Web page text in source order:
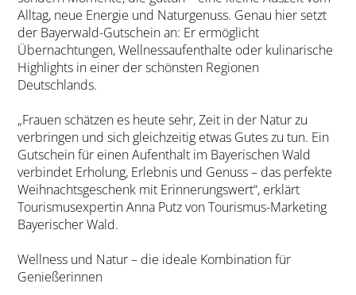
Alltag, neue Energie und Naturgenuss. Genau hier setzt
der Bayerwald-Gutschein an: Er ermöglicht
Übernachtungen, Wellnessaufenthalte oder kulinarische
Highlights in einer der schönsten Regionen
Deutschlands.
„Frauen schätzen es heute sehr, Zeit in der Natur zu
verbringen und sich gleichzeitig etwas Gutes zu tun. Ein
Gutschein für einen Aufenthalt im Bayerischen Wald
verbindet Erholung, Erlebnis und Genuss – das perfekte
Weihnachtsgeschenk mit Erinnerungswert“, erklärt
Tourismusexpertin Anna Putz von Tourismus-Marketing
Bayerischer Wald.
Wellness und Natur – die ideale Kombination für
Genießerinnen